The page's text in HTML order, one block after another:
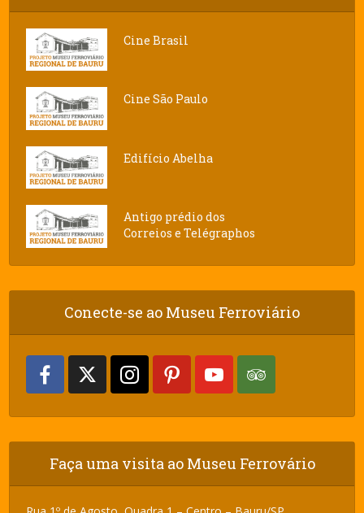
Cine Brasil
Cine São Paulo
Edifício Abelha
Antigo prédio dos
Correios e Telégraphos
Conecte-se ao Museu Ferroviário
Faça uma visita ao Museu Ferrovário